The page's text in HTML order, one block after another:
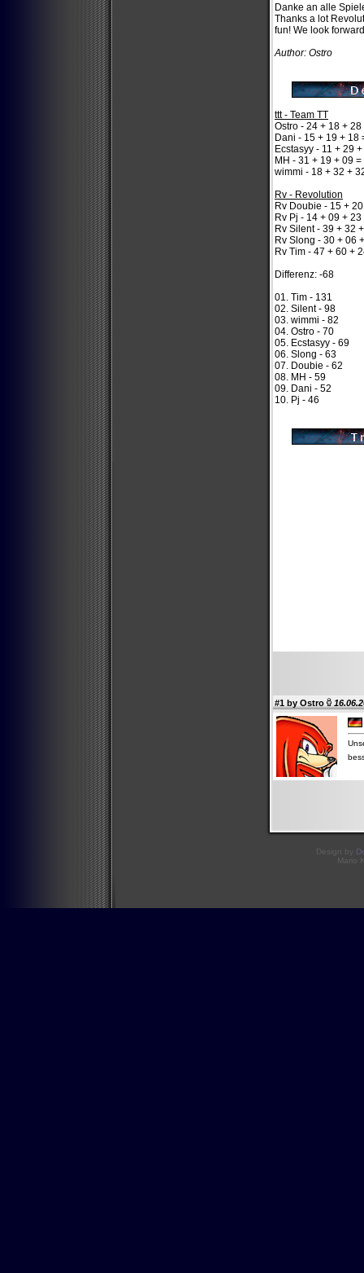
Danke an alle
Thanks a lot
fun! We look
Author: Ostro
ttt - Team TT
Ostro - 24 + 18 + 28
Dani - 15 + 19 + 18
Ecstasyy - 11 + 29
MH - 31 + 19 + 09 =
wimmi - 18 + 32 +
Rv - Revolution
Rv Doubie - 15 +
Rv Pj - 14 + 09 + 23
Rv Silent - 39 + 32
Rv Slong - 30 + 06
Rv Tim - 47 + 60 +
Differenz: -68
01. Tim - 131
02. Silent - 98
03. wimmi - 82
04. Ostro - 70
05. Ecstasyy - 69
06. Slong - 63
07. Doubie - 62
08. MH - 59
09. Dani - 52
10. Pj - 46
#1 by Ostro
Design by
Mario